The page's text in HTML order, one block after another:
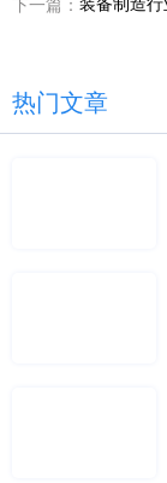
下一篇：
热门文章